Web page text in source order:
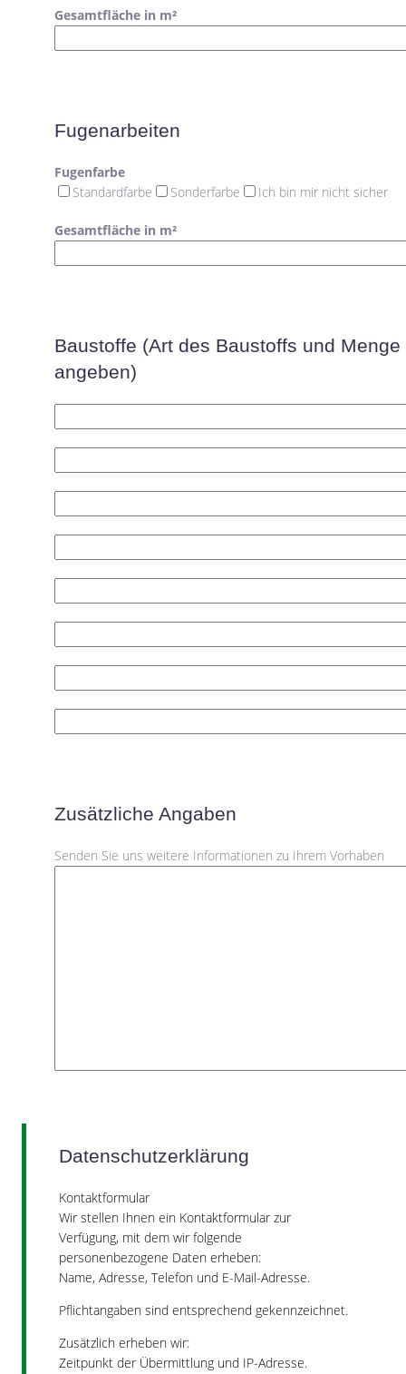
Gesamtfläche in m²
Fugenarbeiten
Fugenfarbe
Standardfarbe
Sonderfarbe Ich bin mir nicht sicher
Gesamtfläche in m²
Baustoffe (Art des Baustoffs und Menge
angeben)
Zusätzliche Angaben
Senden Sie uns weitere Informationen zu Ihrem Vorhaben
Datenschutzerklärung
Kontaktformular
Wir stellen Ihnen ein Kontaktformular zur
Verfügung, mit dem wir folgende
personenbezogene Daten erheben:
Name, Adresse, Telefon und E-Mail-Adresse.
Pflichtangaben sind entsprechend gekennzeichnet.
Zusätzlich erheben wir:
Zeitpunkt der Übermittlung und IP-Adresse.